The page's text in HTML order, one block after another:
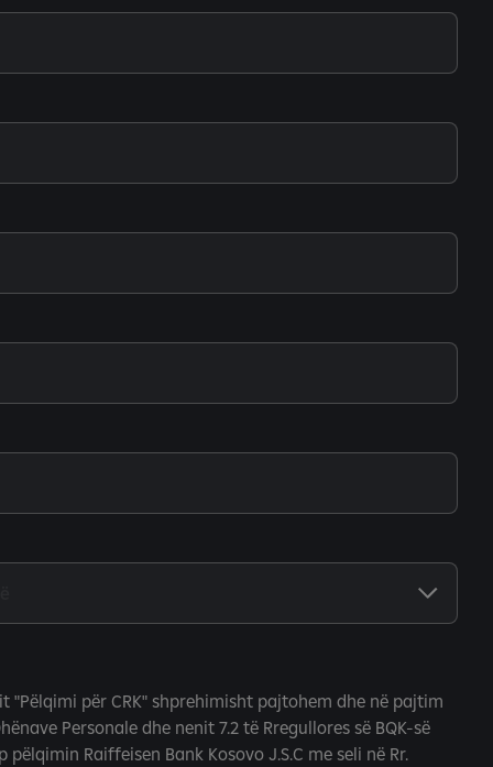
për CRK" shprehimisht pajtohem dhe në pajtim
Personale dhe nenit 7.2 të Rregullores së BQK-së
Raiffeisen Bank Kosovo J.S.C me seli në Rr.